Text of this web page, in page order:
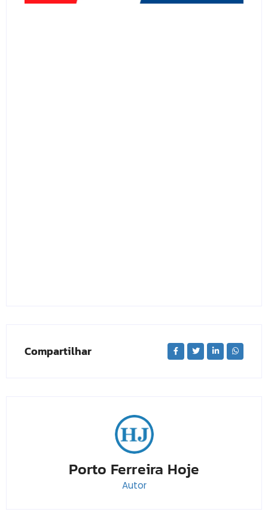
Compartilhar
Porto Ferreira Hoje
Autor